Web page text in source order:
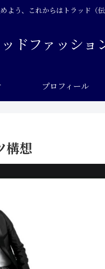
よう、これからはトラッド（伝
ドファッショ
プロフィール
構想